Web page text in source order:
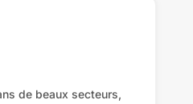
de beaux secteurs,